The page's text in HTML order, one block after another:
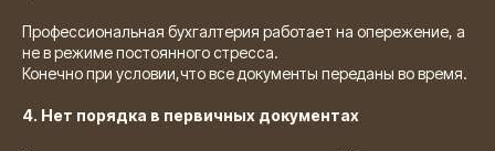
Профессиональная бухгалтерия работает на опережение, а
не в режиме постоянного стресса.
Конечно при условии,что все документы переданы во время.
4. Нет порядка в первичных документах